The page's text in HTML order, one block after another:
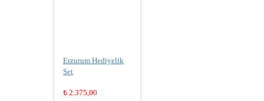
Erzurum Hediyelik
Set
₺ 2.375,00